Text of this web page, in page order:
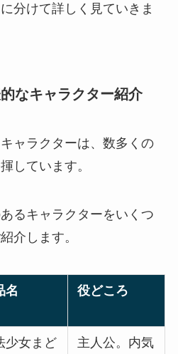
分けて詳しく見ていきま
なキャラクター紹介
ャラクターは、数多くの
しています。
るキャラクターをいくつ
介します。
名 役どころ
少女まど
主人公。内気